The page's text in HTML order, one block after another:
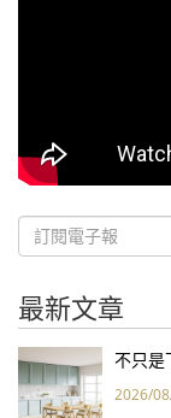
最新文章
不只是
2026/